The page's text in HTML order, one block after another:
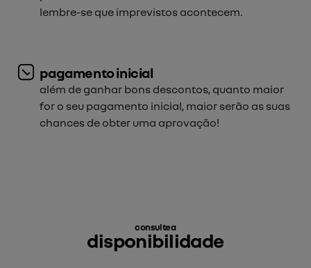
lembre-se que imprevistos acontecem.
pagamento inicial
além de ganhar bons descontos, quanto maior
for o seu pagamento inicial, maior serão as suas
chances de obter uma aprovação!
consulte a
disponibilidade